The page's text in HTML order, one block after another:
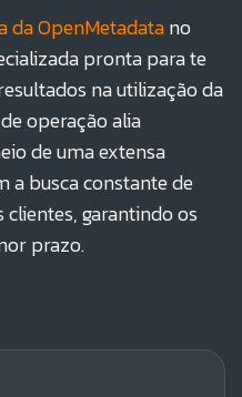
da OpenMetadatano
pronta para te
na utilização da
operação alia
de uma extensa
a busca constante de
clientes, garantindo os
prazo.